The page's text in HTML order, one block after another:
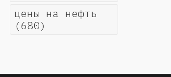
цены на нефть
(680)